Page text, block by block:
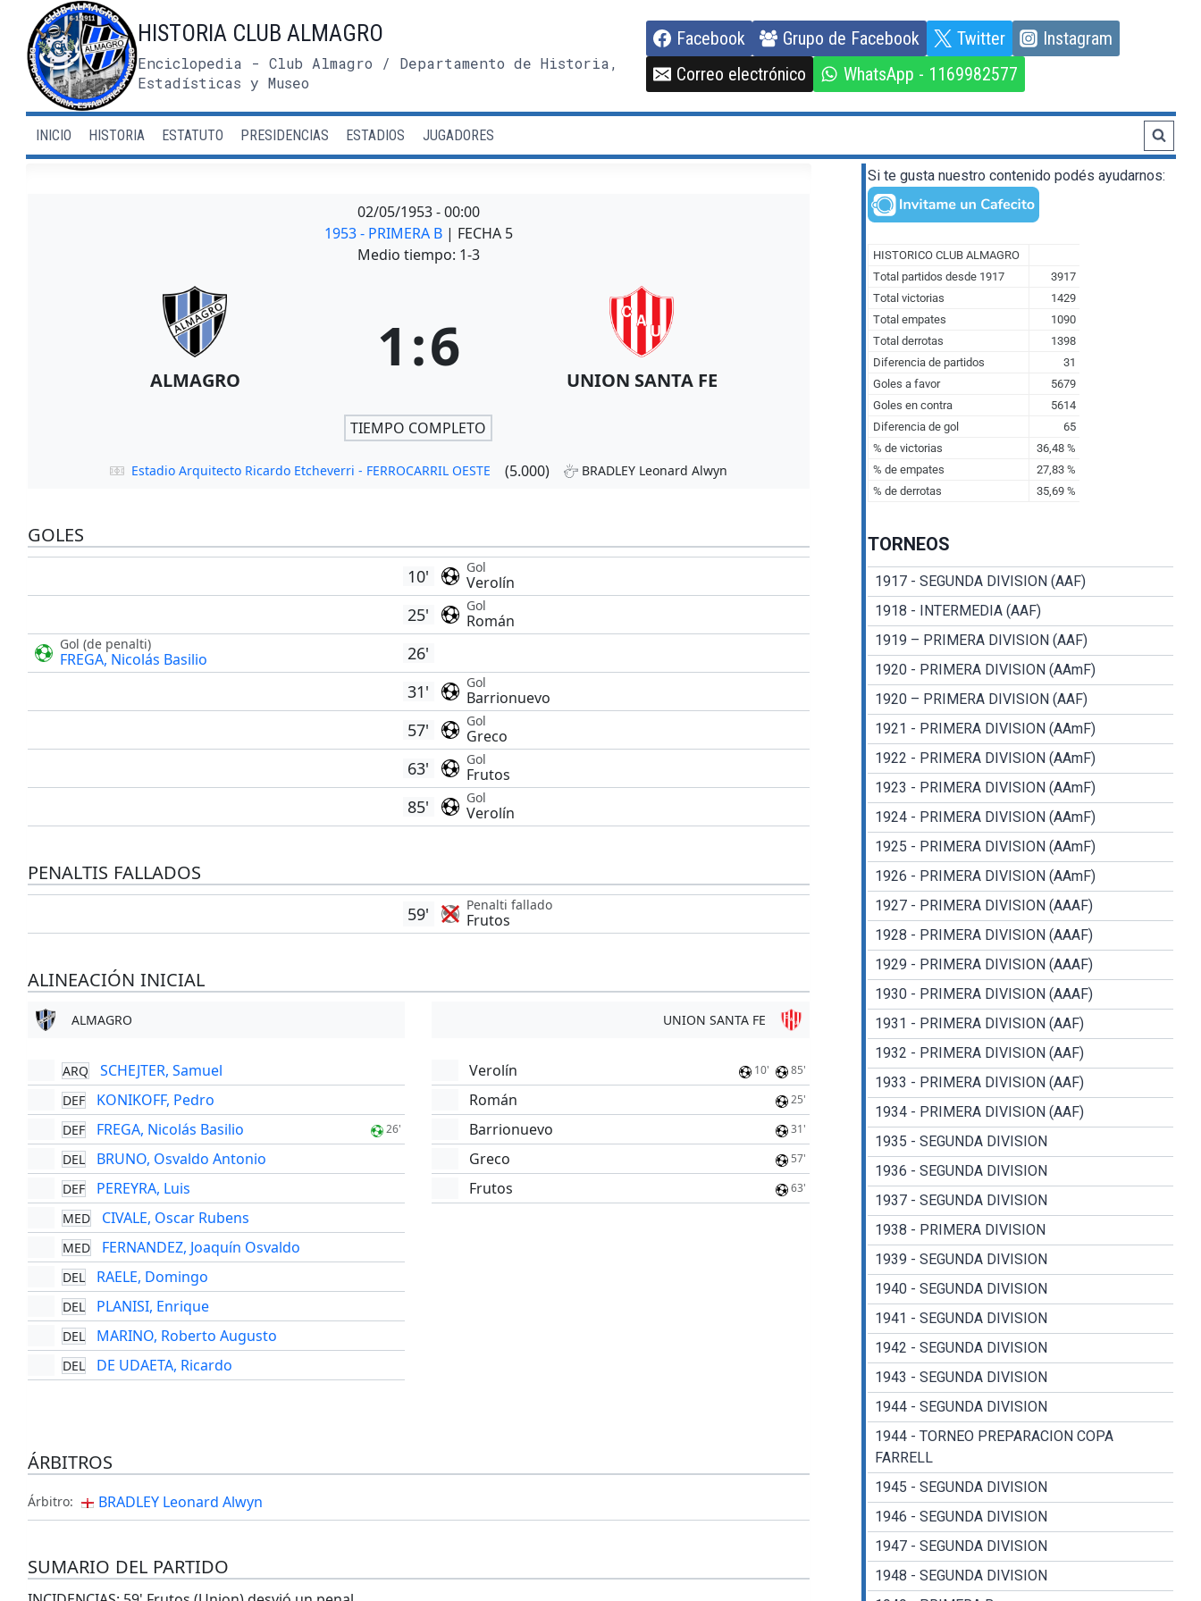
contenido
HISTORIA CLUB ALMAGRO
Enciclopedia - Club Almagro / Departamento de Historia,
Estadísticas y Museo
Facebook Grupo de Facebook Twitter
Instagram
Correo electrónico
WhatsApp - 1169982577
INICIO HISTORIA ESTATUTO PRESIDENCIAS ESTADIOS JUGADORES
02/05/1953-00:00
1953 - PRIMERA B | FECHA 5
Medio tiempo: 1-3
ALMAGRO 1:6 UNION SANTA FE
TIEMPO COMPLETO
Estadio Arquitecto Ricardo Etcheverri - FERROCARRIL OESTE (5.000) BRADLEY Leonard Alwyn
GOLES
10' Gol
Verolín
25' Gol
Román
Gol (de penalti)
FREGA, Nicolás Basilio
26'
31'
Gol
Barrionuevo
57' Gol
Greco
63' Gol
Frutos
85' Gol
Verolín
PENALTIS FALLADOS
59' Penalti fallado
Frutos
ALINEACIÓN INICIAL
ALMAGRO
ARQ SCHEJTER, Samuel
DEF KONIKOFF, Pedro
DEF FREGA, Nicolás Basilio 26'
DEL BRUNO, Osvaldo Antonio
DEF PEREYRA, Luis
MED CIVALE, Oscar Rubens
MED FERNANDEZ, Joaquín Osvaldo
DEL RAELE, Domingo
DEL PLANISI, Enrique
DEL MARINO, Roberto Augusto
DEL DE UDAETA, Ricardo
UNION SANTA FE
Verolín 10' 85'
Román 25'
Barrionuevo 31'
Greco 57'
Frutos 63'
ÁRBITROS
Árbitro: BRADLEY Leonard Alwyn
SUMARIO DEL PARTIDO
Si te gusta nuestro contenido podés ayudarnos:
TORNEOS
1917 - SEGUNDA DIVISION (AAF)
1918 - INTERMEDIA (AAF)
1919 – PRIMERA DIVISION (AAF)
1920 - PRIMERA DIVISION (AAmF)
1920 – PRIMERA DIVISION (AAF)
1921 - PRIMERA DIVISION (AAmF)
1922 - PRIMERA DIVISION (AAmF)
1923 - PRIMERA DIVISION (AAmF)
1924 - PRIMERA DIVISION (AAmF)
1925 - PRIMERA DIVISION (AAmF)
1926 - PRIMERA DIVISION (AAmF)
1927 - PRIMERA DIVISION (AAAF)
1928 - PRIMERA DIVISION (AAAF)
1929 - PRIMERA DIVISION (AAAF)
1930 - PRIMERA DIVISION (AAAF)
1931 - PRIMERA DIVISION (AAF)
1932 - PRIMERA DIVISION (AAF)
1933 - PRIMERA DIVISION (AAF)
1934 - PRIMERA DIVISION (AAF)
1935 - SEGUNDA DIVISION
1936 - SEGUNDA DIVISION
1937 - SEGUNDA DIVISION
1938 - PRIMERA DIVISION
1939 - SEGUNDA DIVISION
1940 - SEGUNDA DIVISION
1941 - SEGUNDA DIVISION
1942 - SEGUNDA DIVISION
1943 - SEGUNDA DIVISION
1944 - SEGUNDA DIVISION
1944 - TORNEO PREPARACION COPA
FARRELL
1945 - SEGUNDA DIVISION
1946 - SEGUNDA DIVISION
1947 - SEGUNDA DIVISION
1948 - SEGUNDA DIVISION